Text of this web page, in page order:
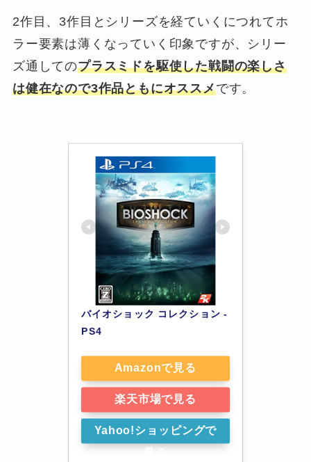
2作目、3作目とシリーズを経ていくにつれてホ
ラー要素は薄くなっていく印象ですが、シリー
ズ通してのプラスミドを駆使した戦闘の楽しさ
は健在なので3作品ともにオススメです。
バイオショック コレクション -
PS4
Amazonで見る
楽天市場で見る
Yahoo!ショッピングで